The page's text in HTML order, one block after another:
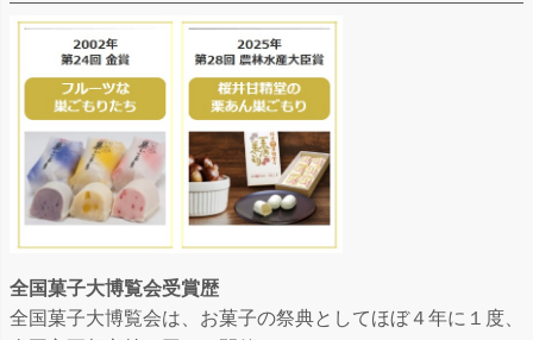
全国菓子大博覧会受賞歴
全国菓子大博覧会は、お菓子の祭典としてほぼ４年に１度、